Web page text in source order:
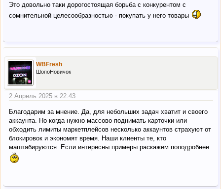
Это довольно таки дорогостоящая борьба с конкурентом с
сомнительной целесообразностью - покупать у него товары
WBFresh
ШопоНовичок
2 Апрель 2025 в 22:43
Благодарим за мнение. Да, для небольших задач хватит и своего
аккаунта. Но когда нужно массово поднимать карточки или
обходить лимиты маркетплейсов несколько аккаунтов страхуют от
блокировок и экономят время. Наши клиенты те, кто
маштабируются. Если интересны примеры раскажем поподробнее